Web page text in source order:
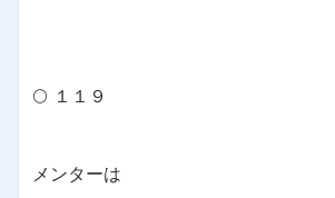
🌕 １１９
メンターは